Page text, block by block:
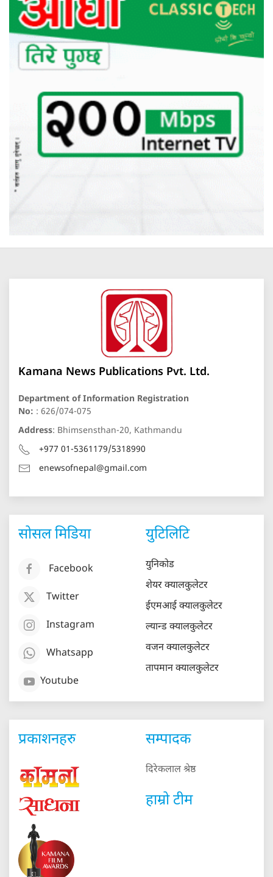
Kamana News Publications Pvt. Ltd.
Department of Information Registration
No: : 626/074-075
Address: Bhimsensthan-20, Kathmandu
+977 01-5361179/5318990
enewsofnepal@gmail.com
सोसल मिडिया
Facebook
Twitter
Instagram
Whatsapp
Youtube
युटिलिटि
युनिकोड
शेयर क्यालकुलेटर
ईएमआई क्यालकुलेटर
ल्यान्ड क्यालकुलेटर
वजन क्यालकुलेटर
तापमान क्यालकुलेटर
प्रकाशनहरु सम्पादक
दिरेकलाल श्रेष्ठ
हाम्रो टीम